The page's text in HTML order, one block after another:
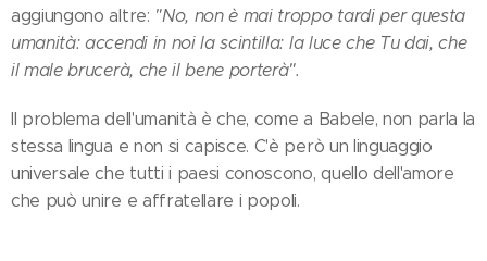
aggiungono altre: "No, non è mai troppo tardi per questa
umanità: accendi in noi la scintilla: la luce che Tu dai, che
il male brucerà, che il bene porterà".
Il problema dell'umanità è che, come a Babele, non parla la
stessa lingua e non si capisce. C'è però un linguaggio
universale che tutti i paesi conoscono, quello dell'amore
che può unire e affratellare i popoli.